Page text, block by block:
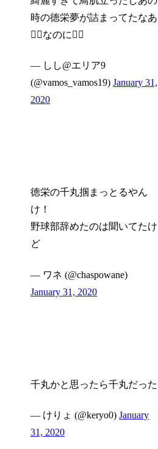
時の徳栄夢が詰まってたなあ
🤦‍♂️なのに🤦‍♂️
— しし@エリア9
(@vamos_vamos19)January 31,
2020
徳栄の千丸掴まっとるやん
け！
野球部辞めたのは聞いてたけ
ど
— ワネ (@chaspowane)
January 31, 2020
千丸かと思ったら千丸だった
— けりょ (@keryo0)January
31, 2020